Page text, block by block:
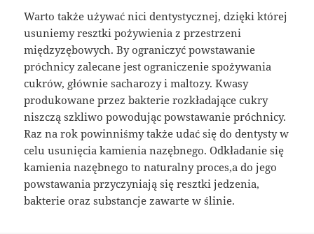
Warto także używać nici dentystycznej, dzięki której
usuniemy resztki pożywienia z przestrzeni
międzyzębowych. By ograniczyć powstawanie
próchnicy zalecane jest ograniczenie spożywania
cukrów, głównie sacharozy i maltozy. Kwasy
produkowane przez bakterie rozkładające cukry
niszczą szkliwo powodując powstawanie próchnicy.
Raz na rok powinniśmy także udać się do dentysty w
celu usunięcia kamienia nazębnego. Odkładanie się
kamienia nazębnego to naturalny proces,a do jego
powstawania przyczyniają się resztki jedzenia,
bakterie oraz substancje zawarte w ślinie.